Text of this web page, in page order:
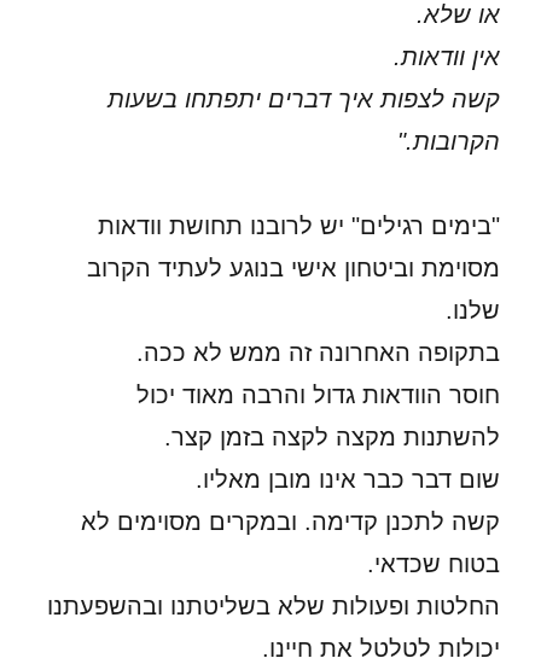
או שלא.
אין וודאות.
קשה לצפות איך דברים יתפתחו בשעות
הקרובות."
"בימים רגילים" יש לרובנו תחושת וודאות
מסוימת וביטחון אישי בנוגע לעתיד הקרוב
שלנו.
בתקופה האחרונה זה ממש לא ככה.
חוסר הוודאות גדול והרבה מאוד יכול
להשתנות מקצה לקצה בזמן קצר.
שום דבר כבר אינו מובן מאליו.
קשה לתכנן קדימה. ובמקרים מסוימים לא
בטוח שכדאי.
החלטות ופעולות שלא בשליטתנו ובהשפעתנו
יכולות לטלטל את חיינו.